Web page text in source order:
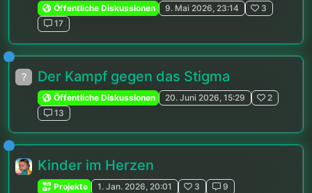
Öffentliche Diskussionen 9. Mai 2026, 23:14
3
17
? Der Kampf gegen das Stigma
Öffentliche Diskussionen 20. Juni 2026, 15:29
2
13
Kinder im Herzen
Projekte 1. Jan. 2026, 20:01 3 9